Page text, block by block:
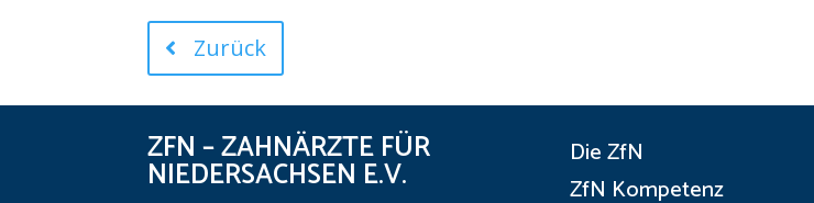
Zurück
ZFN – ZAHNÄRZTE FÜR
NIEDERSACHSEN E.V.
Die ZfN
ZfN Kompetenz